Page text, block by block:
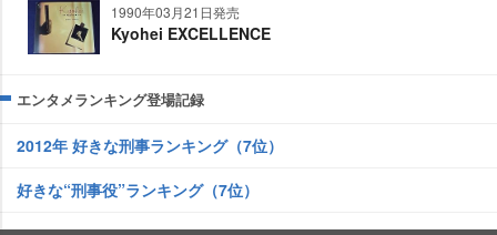
1990年03月21日発売
Kyohei EXCELLENCE
エンタメランキング登場記録
2012年 好きな刑事ランキング（7位）
好きな“刑事役”ランキング（7位）